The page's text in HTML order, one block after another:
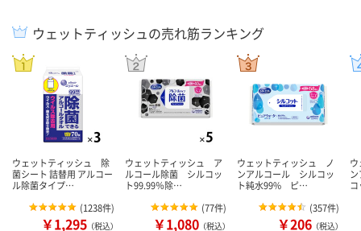
ウェットティッシュの売れ筋ランキング
ウェットティッシュ 除
菌シート 詰替用 アルコー
ル除菌タイプ…
(1238件)
￥1,295 （税込）
ウェットティッシュ ア
ルコール除菌 シルコッ
ト99.99％除…
(77件)
￥1,080 （税込）
ウェットティッシュ ノ
ンアルコール シルコッ
ト純水99% ピ…
(357件)
￥206 （税込）